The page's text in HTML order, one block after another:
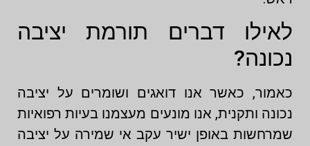
לאילו דברים תורמת יציבה
נכונה?
כאמור, כאשר אנו דואגים ושומרים על יציבה
נכונה ותקנית, אנו מונעים מעצמנו בעיות רפואיות
שמרחשות באופן ישיר עקב אי שמירה על יציבה